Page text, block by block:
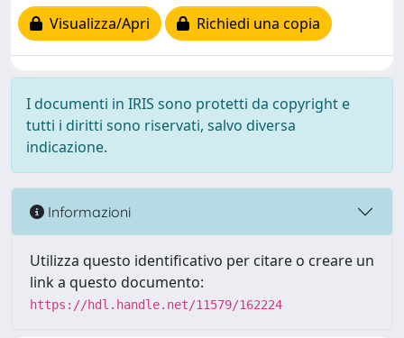
Visualizza/Apri
Richiedi una copia
I documenti in IRIS sono protetti da copyright e
tutti i diritti sono riservati, salvo diversa
indicazione.
Informazioni
Utilizza questo identificativo per citare o creare un
link a questo documento:
https://hdl.handle.net/11579/162224